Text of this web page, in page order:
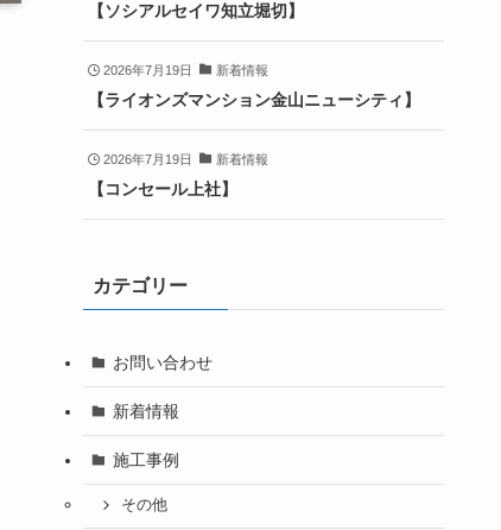
【ソシアルセイワ知立堀切】
2026年7月19日 新着情報
【ライオンズマンション金山ニューシティ】
2026年7月19日 新着情報
【コンセール上社】
カテゴリー
お問い合わせ
新着情報
施工事例
その他